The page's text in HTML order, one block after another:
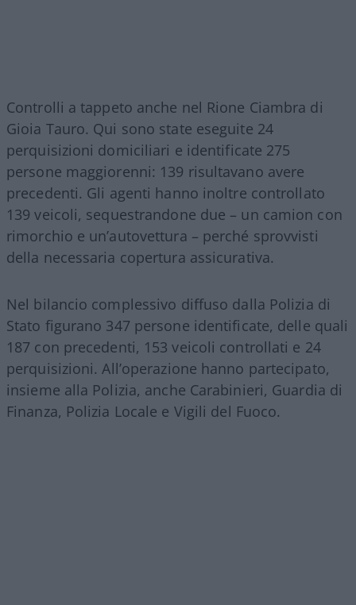
Controlli a tappeto anche nel Rione Ciambra di
Gioia Tauro. Qui sono state eseguite 24
perquisizioni domiciliari e identificate 275
persone maggiorenni: 139 risultavano avere
precedenti. Gli agenti hanno inoltre controllato
139 veicoli, sequestrandone due – un camion con
rimorchio e un’autovettura – perché sprovvisti
della necessaria copertura assicurativa.
Nel bilancio complessivo diffuso dalla Polizia di
Stato figurano 347 persone identificate, delle quali
187 con precedenti, 153 veicoli controllati e 24
perquisizioni. All’operazione hanno partecipato,
insieme alla Polizia, anche Carabinieri, Guardia di
Finanza, Polizia Locale e Vigili del Fuoco.